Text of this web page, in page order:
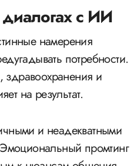
с ИИ
намерения
потребности.
здравоохранения и
на результат.
и неадекватными
Эмоциональный промтинг